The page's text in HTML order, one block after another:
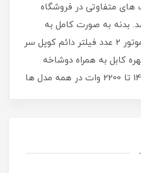
های متفاوتی در فروشگاه
بدنه به صورت کامل به
همراه پایه موتور لرزه گیر موتور 2 عدد فیلتر دائم کوپل سر
کابل به همراه دوشاخه